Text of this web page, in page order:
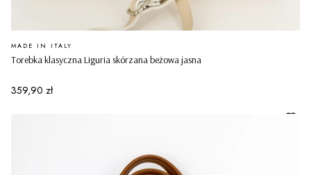
Torebka klasyczna Liguria skórzana beżowa jasna
PRODUCENT
MADE IN ITALY
Cena
359,90 zł